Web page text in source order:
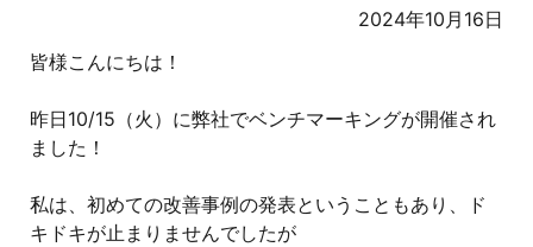
2024年10月16日
皆様こんにちは！
昨日10/15（火）に弊社でベンチマーキングが開催され
ました！
私は、初めての改善事例の発表ということもあり、ド
キドキが止まりませんでしたが